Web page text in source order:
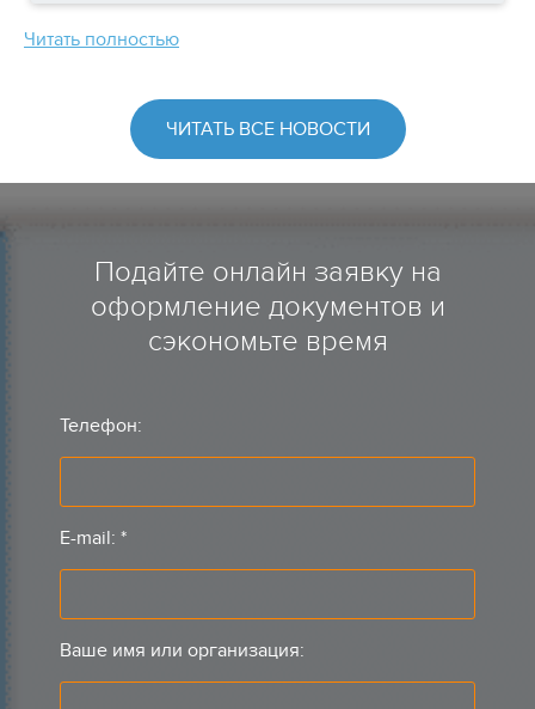
Читать полностью
ЧИТАТЬ ВСЕ НОВОСТИ
Подайте онлайн заявку на
оформление документов и
сэкономьте время
Телефон:
E-mail: *
Ваше имя или организация: